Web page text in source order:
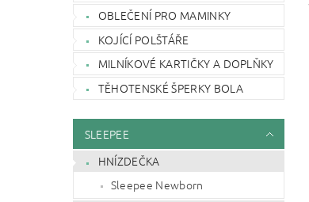
OBLEČENÍ PRO MAMINKY
KOJÍCÍ POLŠTÁŘE
MILNÍKOVÉ KARTIČKY A DOPLŇKY
TĚHOTENSKÉ ŠPERKY BOLA
SLEEPEE
HNÍZDEČKA
Sleepee Newborn